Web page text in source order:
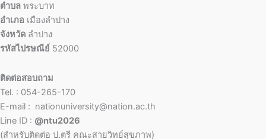
ตำบล พระบาท
อำเภอ เมืองลำปาง
จังหวัด ลำปาง
รหัสไปรษณีย์ 52000
ติดต่อสอบถาม
Tel. : 054-265-170
E-mail : nationuniversity@nation.ac.th
Line ID : @ntu2026
(สำหรับติดต่อ ป.ตรี คณะสายวิทย์สุขภาพ)